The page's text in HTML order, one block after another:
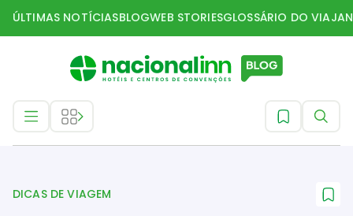
ÚLTIMAS NOTÍCIASBLOGWEB STORIESGLOSSÁRIO DO
DICAS DE VIAGEM